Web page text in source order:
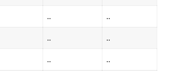
.. ..
.. ..
.. ..